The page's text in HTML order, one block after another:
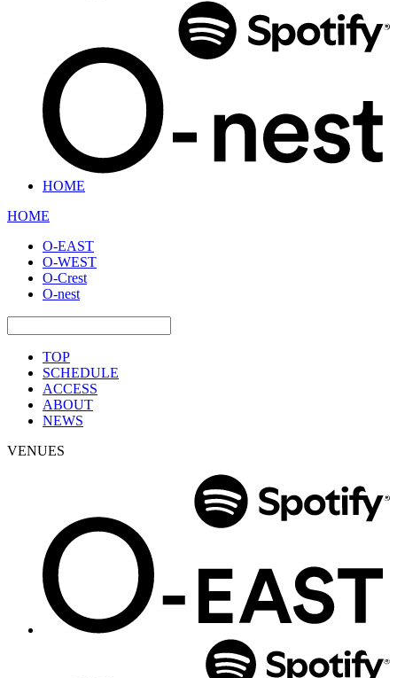
HOME
HOME
O-EAST
O-WEST
O-Crest
O-nest
TOP
SCHEDULE
ACCESS
ABOUT
NEWS
VENUES